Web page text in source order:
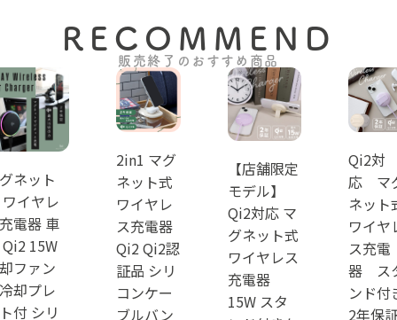
RECOMMEND
販売終了のおすすめ商品
ネット
イヤレ
電器 車
15W
ファン
却プレ
付 シリ
2in1 マグ
ネット式
ワイヤレ
ス充電器
Qi2 Qi2認
証品 シリ
コンケー
ブルバン
【店舗限定
モデル】
Qi2対応 マ
グネット式
ワイヤレス
充電器
15W スタ
Qi2対
応 マ
ネット
ワイヤ
ス充電
器 ス
ンド付
2年保